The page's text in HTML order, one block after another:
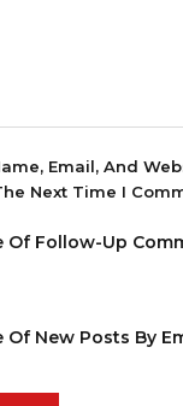
Email, And
Next Time I
Of Follow-Up
Of New Posts By